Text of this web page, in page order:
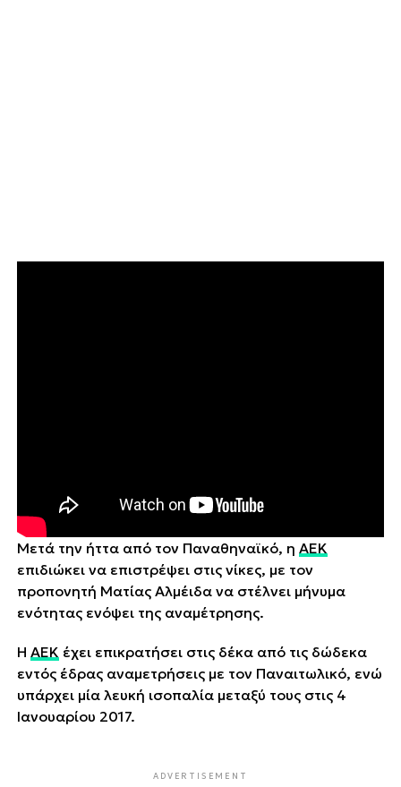
Μετά την ήττα από τον Παναθηναϊκό, η ΑΕΚ
επιδιώκει να επιστρέψει στις νίκες, με τον
προπονητή Ματίας Αλμέιδα να στέλνει μήνυμα
ενότητας ενόψει της αναμέτρησης.
Η ΑΕΚ έχει επικρατήσει στις δέκα από τις δώδεκα
εντός έδρας αναμετρήσεις με τον Παναιτωλικό, ενώ
υπάρχει μία λευκή ισοπαλία μεταξύ τους στις 4
Ιανουαρίου 2017.
ADVERTISEMENT